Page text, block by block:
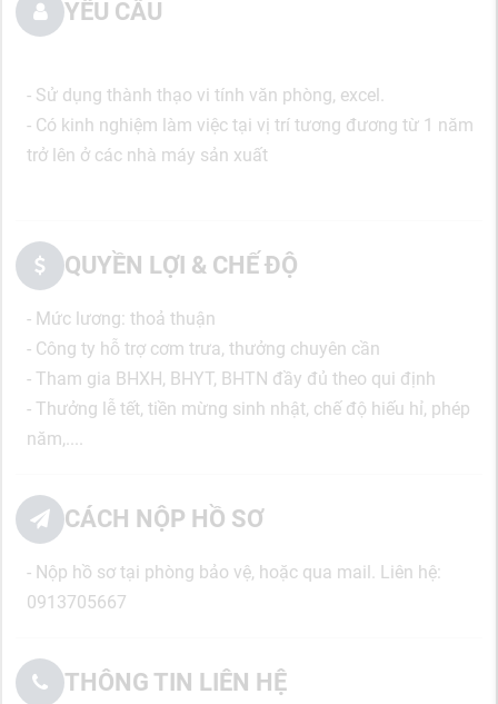
YÊU CẦU
- Sử dụng thành thạo vi tính văn phòng, excel.
- Có kinh nghiệm làm việc tại vị trí tương đương từ 1 năm
trở lên ở các nhà máy sản xuất
QUYỀN LỢI & CHẾ ĐỘ
- Mức lương: thoả thuận
- Công ty hỗ trợ cơm trưa, thưởng chuyên cần
- Tham gia BHXH, BHYT, BHTN đầy đủ theo qui định
- Thưởng lễ tết, tiền mừng sinh nhật, chế độ hiếu hỉ, phép
năm,....
CÁCH NỘP HỒ SƠ
- Nộp hồ sơ tại phòng bảo vệ, hoặc qua mail. Liên hệ:
0913705667
THÔNG TIN LIÊN HỆ